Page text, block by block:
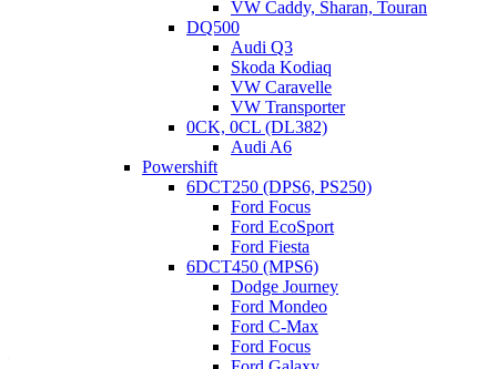
VW Caddy, Sharan, Touran
DQ500
Audi Q3
Skoda Kodiaq
VW Caravelle
VW Transporter
0CK, 0CL (DL382)
Audi A6
Powershift
6DCT250 (DPS6, PS250)
Ford Focus
Ford EcoSport
Ford Fiesta
6DCT450 (MPS6)
Dodge Journey
Ford Mondeo
Ford C-Max
Ford Focus
Фрикционы АКПП 4ЕАТ Субару
Рассмотрим для примера два фрикционных пакета. Для
переключения скоростей коробки передач требуется
одного пакета, когда все диски одного